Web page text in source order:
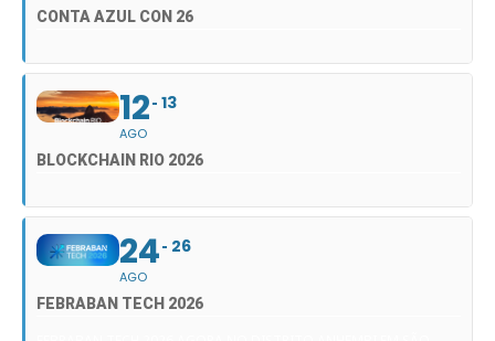
CONTA AZUL CON 26
12
AGO
13
BLOCKCHAIN RIO 2026
24
AGO
26
FEBRABAN TECH 2026